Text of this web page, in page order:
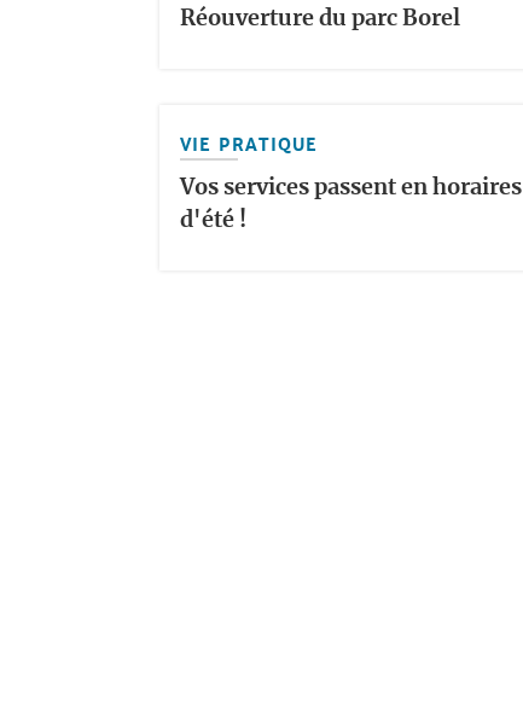
Réouverture du parc Borel
VIE PRATIQUE
Vos services passent en horaires
d'été !